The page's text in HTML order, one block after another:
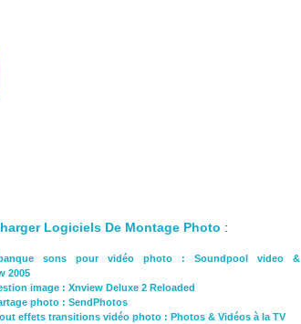
Logiciels De Montage Photo :
sons pour vidéo photo : Soundpool video &
2005
image : Xnview Deluxe 2 Reloaded
photo : SendPhotos
effets transitions vidéo photo : Photos & Vidéos à la TV